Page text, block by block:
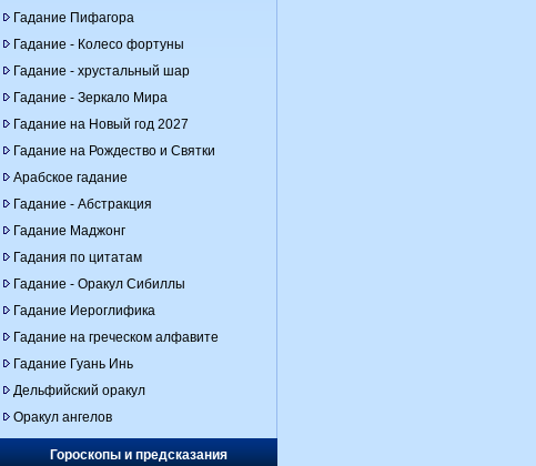
Гадание Пифагора
Гадание - Колесо фортуны
Гадание - хрустальный шар
Гадание - Зеркало Мира
Гадание на Новый год 2027
Гадание на Рождество и Святки
Арабское гадание
Гадание - Абстракция
Гадание Маджонг
Гадания по цитатам
Гадание - Оракул Сибиллы
Гадание Иероглифика
Гадание на греческом алфавите
Гадание Гуань Инь
Дельфийский оракул
Оракул ангелов
Гороскопы и предсказания